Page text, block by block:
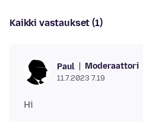
Kaikki vastaukset (1)
Paul Moderaattori
11.7.2023 7.19